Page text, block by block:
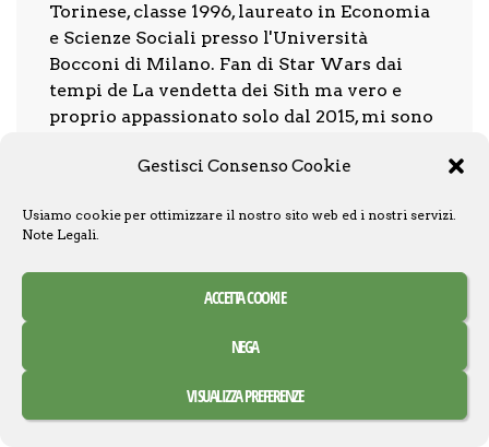
Gestisci Consenso Cookie
Usiamo cookie per ottimizzare il nostro sito web ed i nostri servizi.
Note Legali.
ACCETTA COOKIE
NEGA
VISUALIZZA PREFERENZE
Torinese, classe 1996, laureato in Economia
e Scienze Sociali presso l'Università
Bocconi di Milano. Fan di Star Wars dai
tempi de La vendetta dei Sith ma vero e
proprio appassionato solo dal 2015, mi sono
grazie al fumetto Darth Vader. Da
& Comics con l'obiettivo di contribuire alla
diffusione e alla conoscenza di questo
meraviglioso universo narrativo.